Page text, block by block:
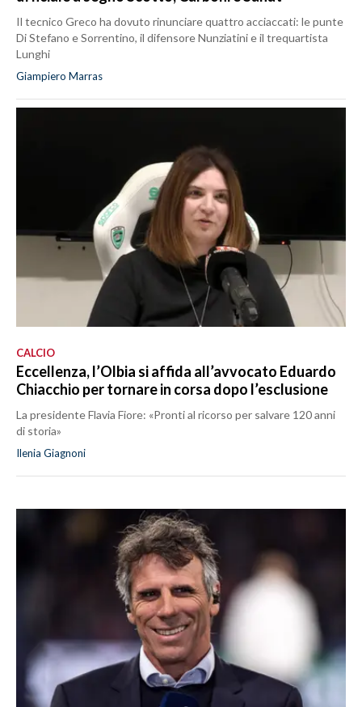
Il tecnico Greco ha dovuto rinunciare quattro acciaccati: le punte
Di Stefano e Sorrentino, il difensore Nunziatini e il trequartista
Lunghi
Giampiero Marras
CALCIO
Eccellenza, l’Olbia si affida all’avvocato Eduardo
Chiacchio per tornare in corsa dopo l’esclusione
La presidente Flavia Fiore: «Pronti al ricorso per salvare 120 anni
di storia»
Ilenia Giagnoni